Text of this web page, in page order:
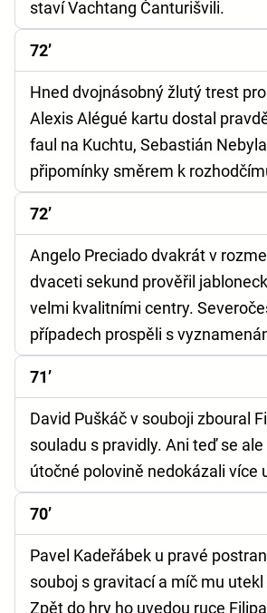
staví Vachtang Čanturišvili.
72’
Hned dvojnásobný žlutý trest
Alexis Alégué kartu dostal
faul na Kuchtu, Sebastián
připomínky směrem k
72’
Angelo Preciado dvakrát v
dvaceti sekund prověřil
velmi kvalitními centry.
případech prospěli s
71’
David Puškáč v souboji zboural
souladu s pravidly. Ani teď se
útočné polovině nedokázali více
70’
Pavel Kadeřábek u pravé
souboj s gravitací a míč mu
Zpět do hry ho uvedou ruce